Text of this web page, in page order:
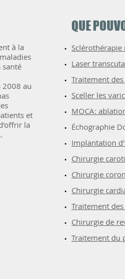
QUE
à la
santé
2008 au
et
la
Laser
Traitement
Sceller les
MOCA:
Échographie
Implantation
Chirurgie
Chirurgie
Chirurgie
Traitement
Chirurgie de
Traitement du